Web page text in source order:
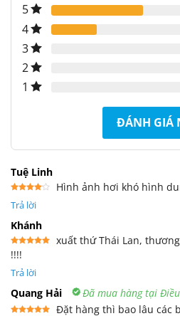
5
4
3
2
1
ĐÁNH GIÁ
Tuệ Linh
xếp
5 sao
Hình ảnh hơi khó hình
Trả lời
Khánh
Được xếp
hạng
sao
xuất thứ Thái Lan,
!!!!
Trả lời
Quang Hải
Đã mua hàng tại
Đặt hàng thì bao lâu các